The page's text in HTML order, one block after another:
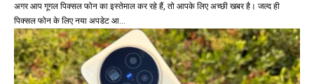
अगर आप गूगल पिक्सल फोन का इस्तेमाल कर रहे हैं, तो आपके लिए अच्छी खबर है। जल्द ही
पिक्सल फोन के लिए नया अपडेट आ...